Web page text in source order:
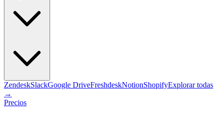
ZendeskSlackGoogle DriveFreshdeskNotionShopifyExplorar todas
→
Precios